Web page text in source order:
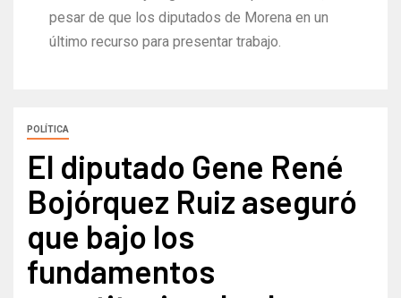
pesar de que los diputados de Morena en un
último recurso para presentar trabajo.
POLÍTICA
El diputado Gene René
Bojórquez Ruiz aseguró
que bajo los
fundamentos